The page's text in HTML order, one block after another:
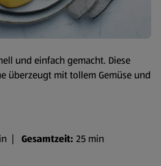
und einfach gemacht. Diese
überzeugt mit tollem Gemüse und
| Gesamtzeit: 25 min